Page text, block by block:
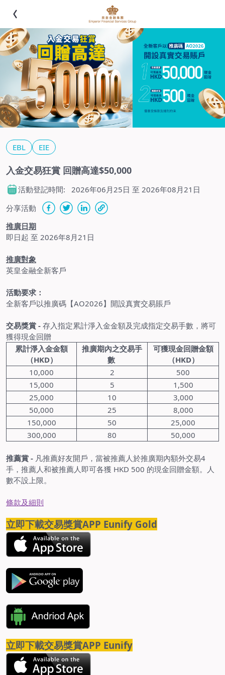
EBL EIE
入金交易狂賞 回贈高達$50,000
活動登記時間:
2026年06月25日 至 2026年08月21日
分享活動
推廣日期
即日起 至 2026年8月21日
推廣對象
英皇金融全新客戶
活動要求：
全新客戶以推廣碼【AO2026】開設真實交易賬戶
交易獎賞 - 存入指定累計淨入金金額及完成指定交易手數，將可
獲得現金回贈
累計淨入金金額
（HKD）
推廣期內之交易手
數
可獲現金回贈金額
（HKD）
10,000
2
500
15,000
5
1,500
25,000
10
3,000
50,000
25
8,000
150,000
50
25,000
300,000
80 50,000
推薦賞 - 凡推薦好友開戶，當被推薦人於推廣期內額外交易4
手，推薦人和被推薦人即可各獲 HKD 500 的現金回贈金額。人
數不設上限。
條款及細則
立即下載交易獎賞APP Eunify Gold
立即下載交易獎賞APP Eunify